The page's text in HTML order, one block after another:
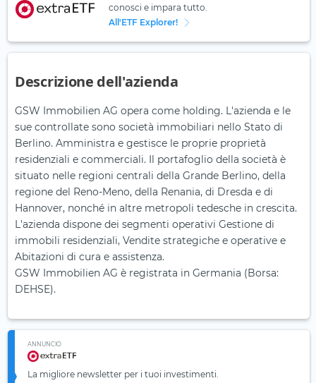
conosci e impara tutto.
All'ETF Explorer!
Descrizione dell'azienda
GSW Immobilien AG opera come holding. L'azienda e le
sue controllate sono società immobiliari nello Stato di
Berlino. Amministra e gestisce le proprie proprietà
residenziali e commerciali. Il portafoglio della società è
situato nelle regioni centrali della Grande Berlino, della
regione del Reno-Meno, della Renania, di Dresda e di
Hannover, nonché in altre metropoli tedesche in crescita.
L'azienda dispone dei segmenti operativi Gestione di
immobili residenziali, Vendite strategiche e operative e
Abitazioni di cura e assistenza.
GSW Immobilien AG è registrata in Germania (Borsa:
DEHSE).
ANNUNCIO
La migliore newsletter per i tuoi investimenti.